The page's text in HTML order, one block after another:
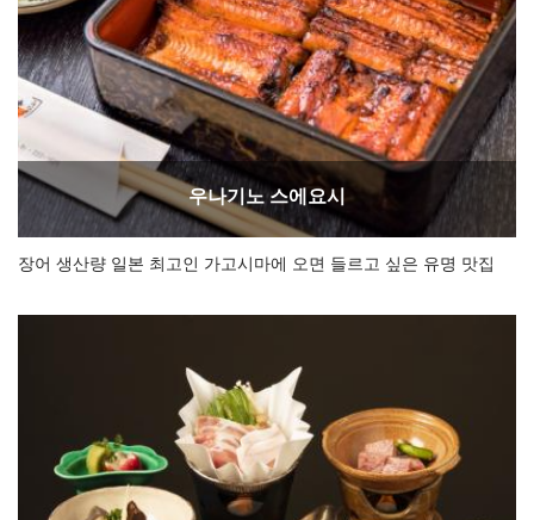
우나기노 스에요시
장어 생산량 일본 최고인 가고시마에 오면 들르고 싶은 유명 맛집